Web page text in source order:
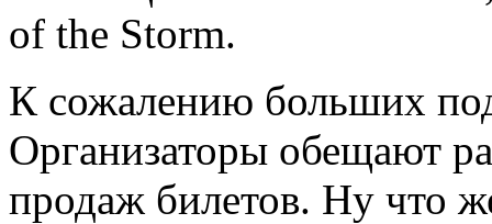
of the Storm.
К сожалению больших
Организаторы обещают
продаж билетов. Ну что